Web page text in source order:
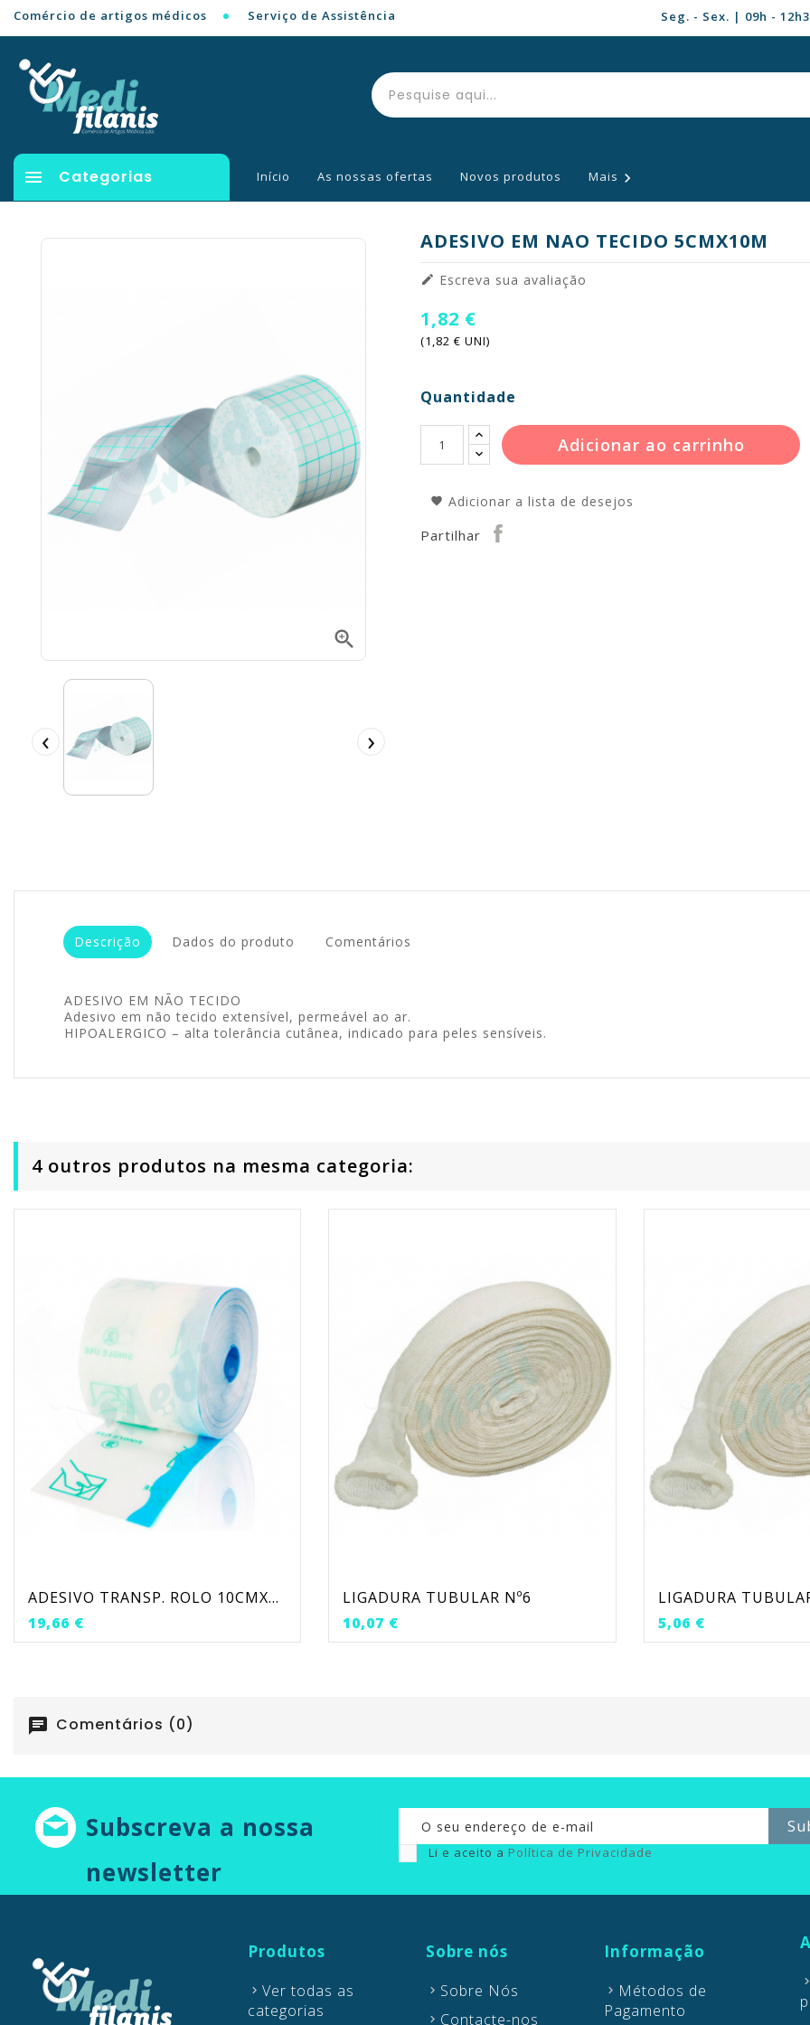
Comércio de artigos médicos Serviço de Assistência Seg. - Sex. | 09h -
Categorias
 Início As nossas ofertas Novos produtos Mais 

‹ ›
ADESIVO EM NAO TECIDO 5CMX10M
 Escreva sua avaliação
1,82 €
(1,82 € UNI)
Quantidade
Adicionar ao carrinho
Adicionar a lista de desejos
Partilhar
Descrição Dados do produto Comentários
ADESIVO EM NÃO TECIDO
Adesivo em não tecido extensível, permeável ao ar.
HIPOALERGICO – alta tolerância cutânea, indicado para peles sensíveis.
4 outros produtos na mesma categoria:
ADESIVO TRANSP. ROLO 10CMX10M
19,66 €
LIGADURA TUBULAR Nº6
10,07 €
LIGADURA
5,06 €Preço
chat Comentários (0)
Subscreva a nossa
newsletter
Li e aceito a Política de Privacidade
Produtos
Ver todas as
categorias
Sobre nós
Sobre Nós
Contacte-nos
Informação
Métodos de
Pagamento